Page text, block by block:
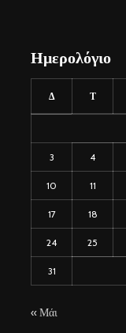
Ημερολόγιο
Δ Τ
3 4
10 11
17 18
24 25
31
« Μάι